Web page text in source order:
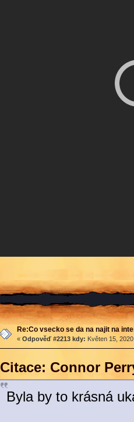
Re:Co vsecko se da na najit na
« Odpověď #2213 kdy: Květen 15,
Citace: Connor
Byla by to krásná